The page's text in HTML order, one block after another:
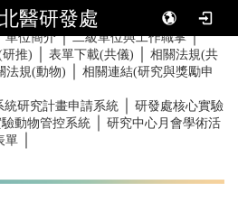
北醫研發處
單位簡介｜二級單位與工作職掌｜
推) 表單下載(共儀)
相關法規(共
法規(動物)
相關連結(研究與獎勵申
統研究計畫申請系統
研發處核心實驗
動物管控系統
研究中心月會學術活
單